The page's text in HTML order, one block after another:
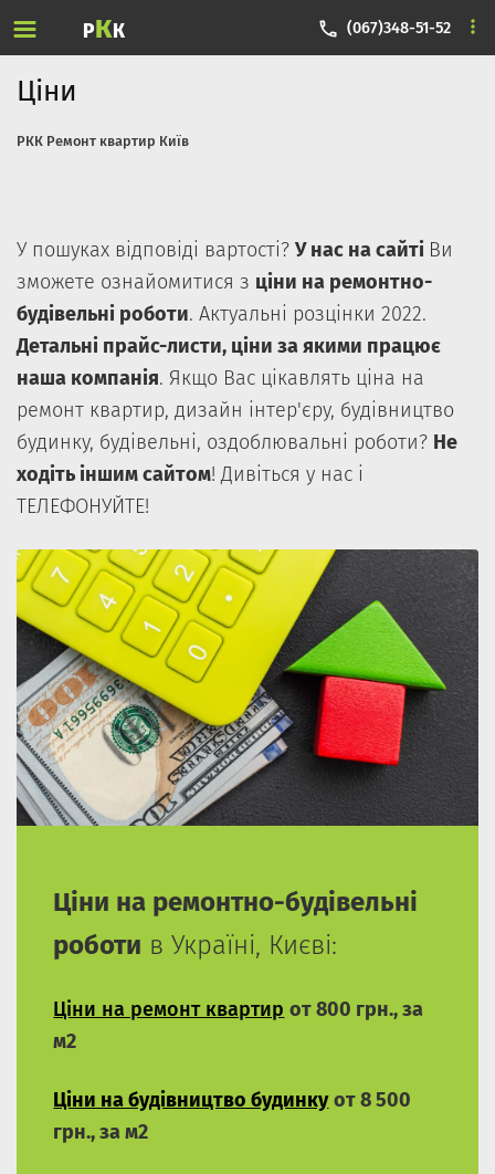
РКК (067)348-51-52
Ціни
РКК Ремонт квартир Київ
У пошуках відповіді вартості? У нас на сайті Ви
зможете ознайомитися з ціни на ремонтно-
будівельні роботи. Актуальні розцінки 2022.
Детальні прайс-листи, ціни за якими працює
наша компанія. Якщо Вас цікавлять ціна на
ремонт квартир, дизайн інтер'єру, будівництво
будинку, будівельні, оздоблювальні роботи? Не
ходіть іншим сайтом! Дивіться у нас і
ТЕЛЕФОНУЙТЕ!
Ціни на ремонтно-будівельні
роботи в Україні, Києві:
Ціни на ремонт квартир от 800 грн., за
м2
Ціни на будівництво будинку от 8 500
грн., за м2